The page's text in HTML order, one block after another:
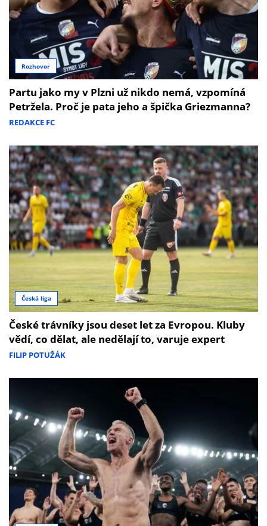
Rozhovor
Partu jako my v Plzni už nikdo nemá, vzpomíná
Petržela. Proč je pata jeho a špička Griezmanna?
REDAKCE FC
Česká liga
České trávníky jsou deset let za Evropou. Kluby
vědí, co dělat, ale nedělají to, varuje expert
FILIP POTUŽÁK